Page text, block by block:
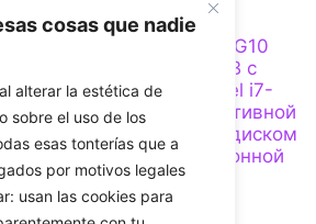
cosas que nadie
alterar la estética de
sobre el uso de los
esas tonterías que a
por motivos legales
usan las cookies para
Ноутбук HP 250 G10
AD1V9ET-321TB с
процессором Intel i7-
1355U, 32 ГБ оперативной
памяти и жестким диском
1 ТБ, без операционной
системы